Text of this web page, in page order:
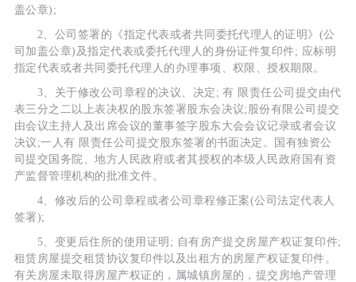
盖公章);
2、公司签署的《指定代表或者共同委托代理人的证明》(公
司加盖公章)及指定代表或委托代理人的身份证件复印件; 应标明
指定代表或者共同委托代理人的办理事项、权限、授权期限。
3、关于修改公司章程的决议、决定; 有 限责任公司提交由代
表三分之二以上表决权的股东签署股东会决议;股份有限公司提交
由会议主持人及出席会议的董事签字股东大会会议记录或者会议
决议;一人有 限责任公司提交股东签署的书面决定。国有独资公
司提交国务院、地方人民政府或者其授权的本级人民政府国有资
产监督管理机构的批准文件。
4、修改后的公司章程或者公司章程修正案(公司法定代表人
签署);
5、变更后住所的使用证明; 自有房产提交房屋产权证复印件;
租赁房屋提交租赁协议复印件以及出租方的房屋产权证复印件。
有关房屋未取得房屋产权证的，属城镇房屋的，提交房地产管理